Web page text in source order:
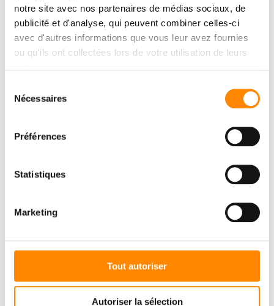
notre site avec nos partenaires de médias sociaux, de
publicité et d'analyse, qui peuvent combiner celles-ci
avec d'autres informations que vous leur avez fournies
ou qu'ils ont collectées lors de votre utilisation de leurs
Nécessaires
Préférences
Statistiques
Marketing
Tout autoriser
Autoriser la sélection
Vizualizați și descărcați documente